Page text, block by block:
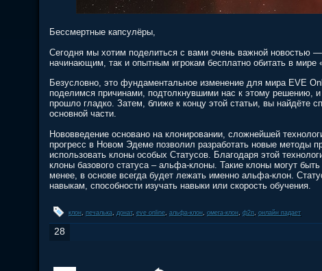
Бессмертные капсулёры,
Сегодня мы хотим поделиться с вами очень важной новостью
начинающим, так и опытным игрокам бесплатно обитать в мире
Безусловно, это фундаментальное изменение для мира EVE
поделимся причинами, подтолкнувшими нас к этому решению,
прошло гладко. Затем, ближе к концу этой статьи, вы найдёте
основной части.
Нововведение основано на клонировании, сложнейшей
прогресс в Новом Эдеме позволил разработать новые методы
использовать клоны особых Статусов. Благодаря этой
клоны базового статуса – альфа-клоны. Такие клоны могут
менее, в основе всегда будет лежать именно альфа-клон.
навыкам, способности изучать навыки или скорость обучения.
клон, печалька, донат, eve online, альфа-клон, омега-клон, ф2п, онлайн падает
28